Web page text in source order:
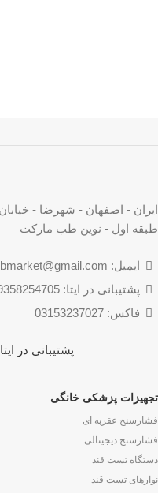
طبقه اول - نوین طب مارکت
ایمیل: novintebmarket@gmail.com
پشتیبانی در ایتا: 09358254705
فاکس: 03153237027
پشتیبانی در ایتا
تجهیزات پزشکی خانگی
فشارسنج عقربه ای
فشارسنج دیجیتالی
دستگاه تست قند
نوارهای تست قند